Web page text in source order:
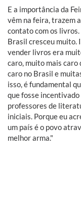
E a importância da
vêm na feira, trazem
contato com os
Brasil cresceu muito.
vender livros era
caro, muito mais caro
caro no Brasil e
isso, é fundamental
que fosse
professores de
iniciais. Porque eu
um país é o povo
melhor arma."